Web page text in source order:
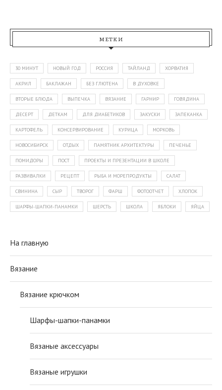
МЕТКИ
30 МИНУТ НОВЫЙ ГОД РОССИЯ ТАЙЛАНД ХОРВАТИЯ
АКРИЛ БАКЛАЖАН БЕЗ ГЛЮТЕНА В ДУХОВКЕ
ВТОРЫЕ БЛЮДА ВЫПЕЧКА ВЯЗАНИЕ ГАРНИР ГОВЯДИНА
ДЕСЕРТ ДЕТКАМ ДЛЯ ДИАБЕТИКОВ ЗАКУСКИ ЗАПЕКАНКА
КАРТОФЕЛЬ КОНСЕРВИРОВАНИЕ КУРИЦА МОРКОВЬ
НОВОСИБИРСК ОТДЫХ ПАМЯТНИК АРХИТЕКТУРЫ ПЕЧЕНЬЕ
ПОМИДОРЫ ПОСТ ПРОЕКТЫ И ПРЕЗЕНТАЦИИ В ШКОЛЕ
РАЗВИВАЛКИ РЕЦЕПТ РЫБА И МОРЕПРОДУКТЫ САЛАТ
СВИНИНА СЫР ТВОРОГ ФАРШ ФОТООТЧЕТ ХЛОПОК
ШАРФЫ-ШАПКИ-ПАНАМКИ ШЕРСТЬ ШКОЛА ЯБЛОКИ ЯЙЦА
На главную
Вязание
Вязание крючком
Шарфы-шапки-панамки
Вязаные аксессуары
Вязаные игрушки